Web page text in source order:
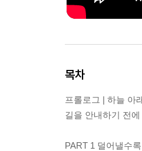
목차
프롤로그 | 하늘 아
길을 안내하기 전에
PART 1 덜어낼수